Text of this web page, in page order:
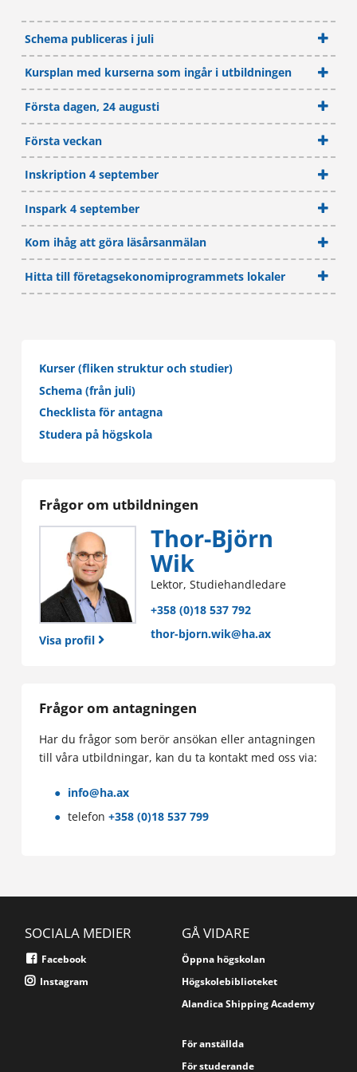
Schema publiceras i juli
Kursplan med kurserna som ingår i utbildningen
Första dagen, 24 augusti
Första veckan
Inskription 4 september
Inspark 4 september
Kom ihåg att göra läsårsanmälan
Hitta till företagsekonomiprogrammets lokaler
Kurser (fliken struktur och studier)
Schema (från juli)
Checklista för antagna
Studera på högskola
Frågor om utbildningen
Visa profil
Thor-Björn
Wik
Lektor, Studiehandledare
+358 (0)18 537 792
thor-bjorn.wik@ha.ax
Frågor om antagningen
Har du frågor som berör ansökan eller antagningen
till våra utbildningar, kan du ta kontakt med oss via:
info@ha.ax
telefon +358 (0)18 537 799
SOCIALA MEDIER
Facebook
Instagram
GÅ VIDARE
Öppna högskolan
Högskolebiblioteket
Alandica Shipping Academy
För anställda
För studerande